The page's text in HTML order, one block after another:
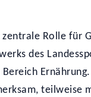
Rolle für
des
teilweise